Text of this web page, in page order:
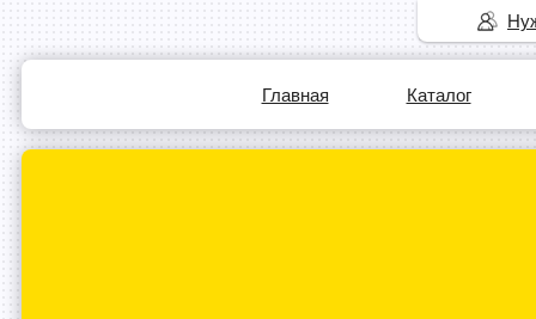
Главная Каталог